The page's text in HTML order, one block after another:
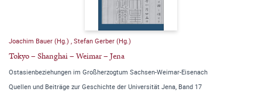
Joachim Bauer (Hg.) , Stefan Gerber (Hg.)
Tokyo – Shanghai – Weimar – Jena
Ostasienbeziehungen im Großherzogtum Sachsen-Weimar-Eisenach
Quellen und Beiträge zur Geschichte der Universität Jena, Band 17